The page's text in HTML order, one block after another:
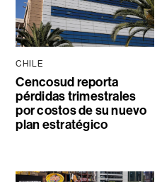
CHILE
Cencosud reporta
pérdidas trimestrales
por costos de su nuevo
plan estratégico